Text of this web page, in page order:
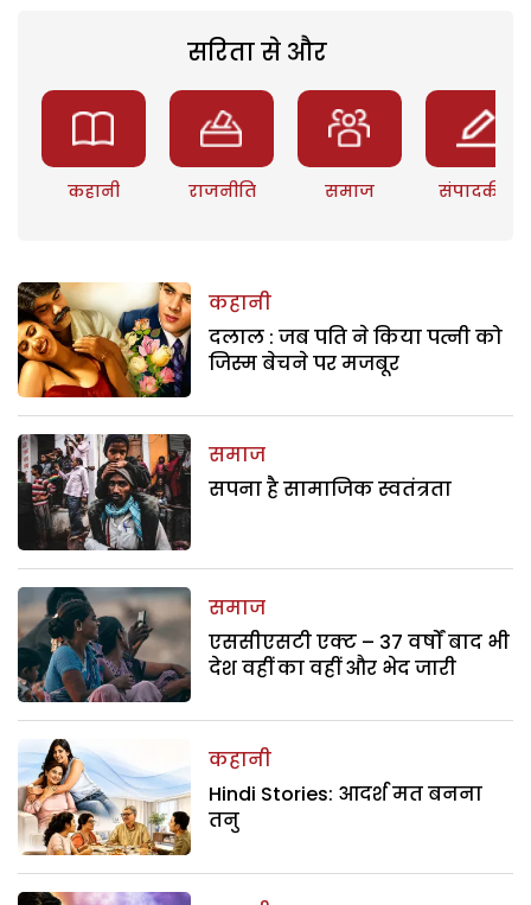
सरिता से और
कहानी राजनीति समाज संपादकीय
कहानी
दलाल : जब पति ने किया पत्नी को
जिस्म बेचने पर मजबूर
समाज
सपना है सामाजिक स्वतंत्रता
समाज
एससीएसटी एक्ट – 37 वर्षों बाद भी
देश वहीं का वहीं और भेद जारी
कहानी
Hindi Stories: आदर्श मत बनना
तनु